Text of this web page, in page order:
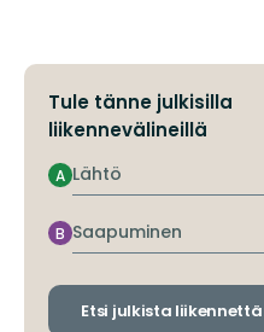
Tule tänne julkisilla
liikennevälineillä
Lähtö
A
Saapuminen
B
Etsi julkista liikennettä